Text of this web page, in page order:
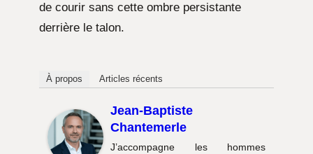
de courir sans cette ombre persistante
derrière le talon.
À propos Articles récents
Jean-Baptiste
Chantemerle
J’accompagne les hommes